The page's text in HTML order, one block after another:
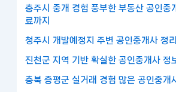
충주시 중개 경험 풍부한 부동산 공인중
료까지
청주시 개발예정지 주변 공인중개사 정
진천군 지역 기반 확실한 공인중개사 정
충북 증평군 실거래 경험 많은 공인중개